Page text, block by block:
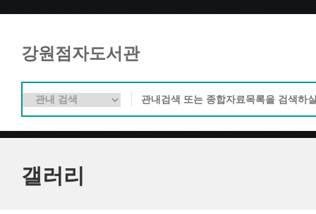
강원점자도서관
갤러리